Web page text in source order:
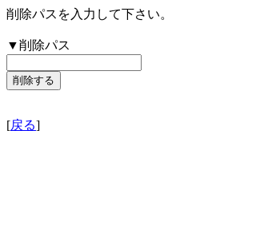
削除パスを入力して下さい。
▼削除パス
[戻る]